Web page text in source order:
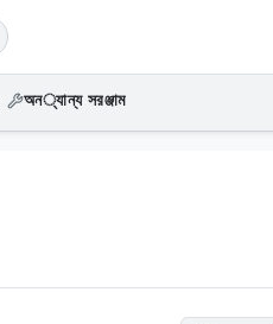
অন्যান্য সরঞ্জাম